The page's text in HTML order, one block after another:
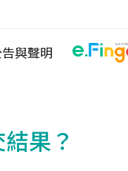
與聲明
果？